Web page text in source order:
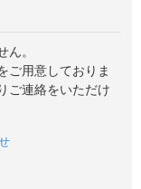
。
ご用意しておりま
ご連絡をいただけ